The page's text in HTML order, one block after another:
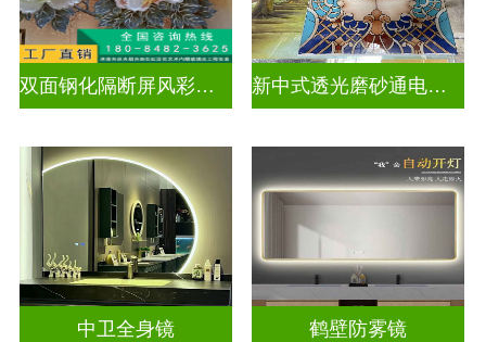
双面钢化隔断屏风彩绘深雕浮雕玻璃 新中式透光磨砂通电深雕浮雕玻璃
中卫全身镜 鹤壁防雾镜